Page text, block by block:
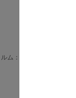
ム：ブルーカラー